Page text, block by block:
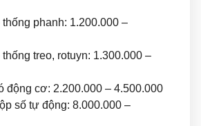
thống phanh: 1.200.000 –
thống treo, rotuyn: 1.300.000 –
động cơ: 2.200.000 – 4.500.000
số tự động: 8.000.000 –